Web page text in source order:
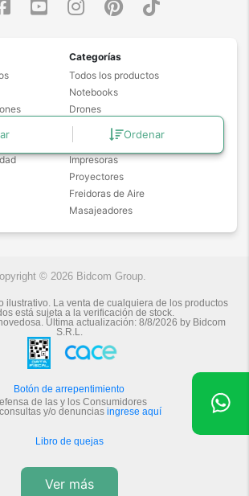
Ordenar
Categorías
Todos los productos
Notebooks
Drones
Cámaras de Seguridad
Aspiradoras Robot
Impresoras
Proyectores
Freidoras de Aire
Masajeadores
© 2026 Bidcom Group.
ilustrativo. La venta de cualquiera de los productos
está sujeta a la verificación de stock.
Última actualización: 8/8/2026 by Bidcom
S.R.L.
Botón de arrepentimiento
de las y los Consumidores
y/o denuncias ingrese aquí
Libro de quejas
Ver más